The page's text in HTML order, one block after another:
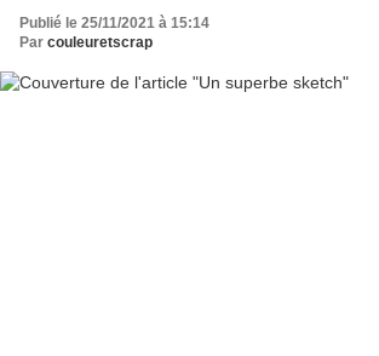
Publié le 25/11/2021 à 15:14
Par couleuretscrap